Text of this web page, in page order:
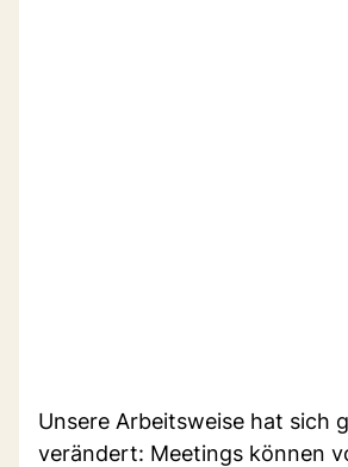
Unsere Arbeitsweise hat sich
verändert: Meetings können